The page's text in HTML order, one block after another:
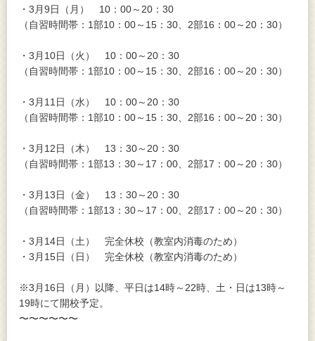
・3月9日（月） 10：00～20：30
（自習時間帯：1部10：00～15：30、2部16：00～20：30）
・3月10日（火） 10：00～20：30
（自習時間帯：1部10：00～15：30、2部16：00～20：30）
・3月11日（水） 10：00～20：30
（自習時間帯：1部10：00～15：30、2部16：00～20：30）
・3月12日（木） 13：30～20：30
（自習時間帯：1部13：30～17：00、2部17：00～20：30）
・3月13日（金） 13：30～20：30
（自習時間帯：1部13：30～17：00、2部17：00～20：30）
・3月14日（土） 完全休校（教室内消毒のため）
・3月15日（日） 完全休校（教室内消毒のため）
※3月16日（月）以降、平日は14時～22時、土・日は13時～
19時にて開校予定。
〜〜〜〜〜〜